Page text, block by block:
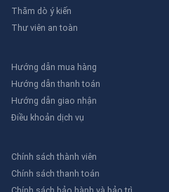
Thăm dò ý kiến
Thư viên an toàn
Hướng dẫn mua hàng
Hướng dẫn thanh toán
Hướng dẫn giao nhận
Điều khoản dịch vụ
Chính sách thành viên
Chính sách thanh toán